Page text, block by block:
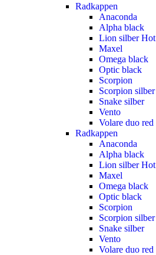
Radkappen
Anaconda
Alpha black
Lion silberHot
Maxel
Omega black
Optic black
Scorpion
Scorpion silber
Snake silber
Vento
Volare duo red
Radkappen
Anaconda
Alpha black
Lion silberHot
Maxel
Omega black
Optic black
Scorpion
Scorpion silber
Snake silber
Vento
Volare duo red